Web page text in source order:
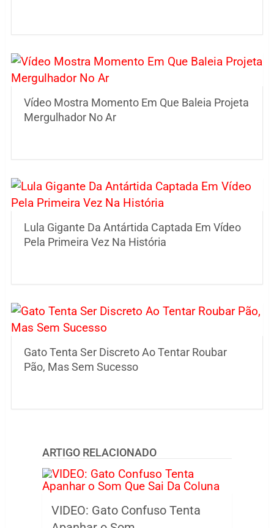
Vídeo Mostra Momento Em Que Baleia Projeta
Mergulhador No Ar
Lula Gigante Da Antártida Captada Em Vídeo
Pela Primeira Vez Na História
Gato Tenta Ser Discreto Ao Tentar Roubar
Pão, Mas Sem Sucesso
ARTIGO RELACIONADO
VIDEO: Gato Confuso Tenta